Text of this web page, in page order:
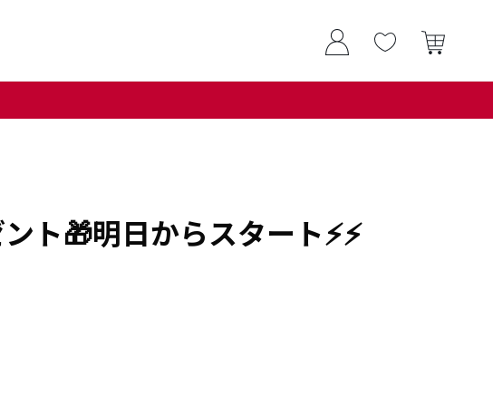
ト🎁明日からスタート⚡⚡